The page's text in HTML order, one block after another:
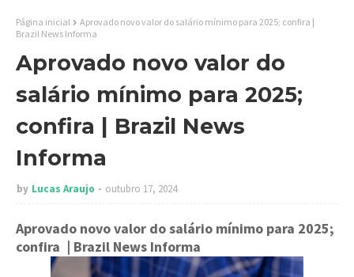
Página inicial
Aprovado novo valor do salário mínimo para 2025; confira |
Brazil News Informa
Aprovado novo valor do
salário mínimo para 2025;
confira | Brazil News
Informa
by Lucas Araujo outubro 17, 2024
Aprovado novo valor do salário mínimo para 2025;
confira | Brazil News Informa